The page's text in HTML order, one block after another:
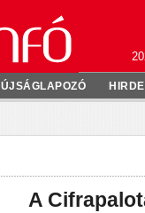
ÚJSÁGLAPOZÓ
A